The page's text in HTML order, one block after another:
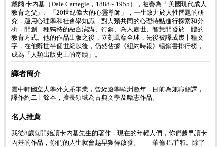
戴爾‧卡內基（Dale Carnegie，1888～1955），被譽為「美國現代成人
教育之父」、「20世紀偉大的心靈導師」，一生致力於人性問題的研
究，運用心理學和社會學知識，對人類共同的心理特點進行探索和分
析，開創一種獨特的融合演講、行銷、為人處世、智慧開發於一體的
教育方式。他的作品出版之後，立刻風靡全球，先後被譯成幾十種文
字，在他辭世半個世紀以後，仍然佔據《紐約時報》暢銷書排行榜，
成為「人類出版史上的奇蹟」。
譯者簡介
雲中軒國立大學外文系畢業，曾經遊學歐洲數年，目前為兼職翻譯，
譯作約二十餘本，擅長領域為古典文學及勵志作品。
名人推薦
我從8歲就開始讀卡內基先生的著作，現在的年輕人們，你們越早讀卡
內基的作品，你們的人生就會越早獲得啟發。——華倫‧巴菲特。除了